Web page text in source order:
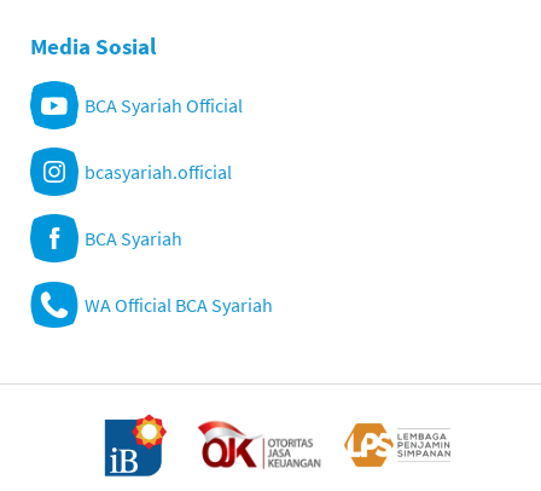
Media Sosial
BCA Syariah Official
bcasyariah.official
BCA Syariah
WA Official BCA Syariah